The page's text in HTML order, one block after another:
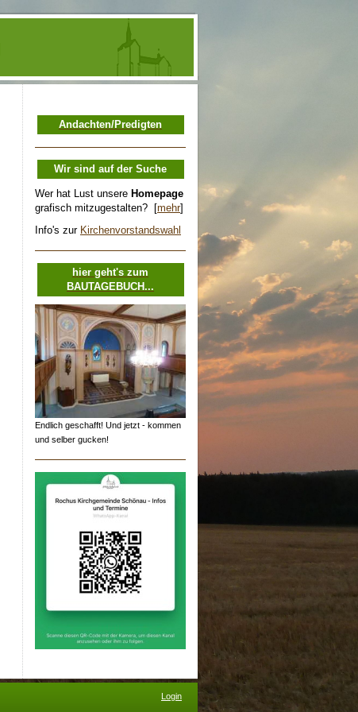
Andachten /Predigten
Wir sind auf der Suche
Wer hat Lust unsere Homepage
grafisch mitzugestalten? [mehr]
Info's zur Kirchenvorstandswahl
hier geht's zum
BAUTAGEBUCH...
Endlich geschafft! Und jetzt - kommen
und selber gucken!
Login